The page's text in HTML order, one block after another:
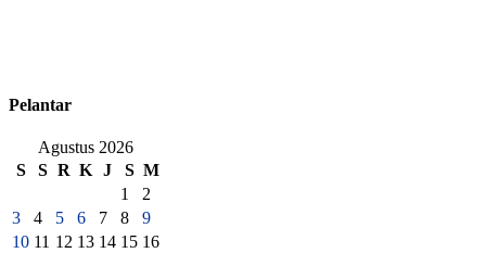
Pelantar
Agustus 2026
S
S R K J S M
1
2
3
4 5 6 7 8
9
10 11 12 13 14 15 16